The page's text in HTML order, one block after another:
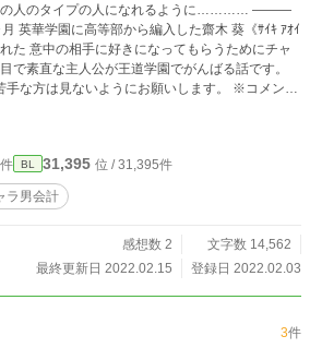
人のタイプの人になれるように………… ―――
ｱｵｲ
めにチャ
で素直な主人公が王道学園でがんばる話です。
は見ないようにお願いします。 ※コメント
いと思
BL 31,395 位 / 31,395件
ラ男会計
感想数 2
文字数 14,562
最終更新日 2022.02.15
登録日 2022.02.03
3件